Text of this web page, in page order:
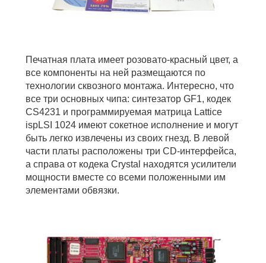
Печатная плата имеет розовато-красный цвет, а
все компоненты на ней размещаются по
технологии сквозного монтажа. Интересно, что
все три основных чипа: синтезатор GF1, кодек
CS4231 и программируемая матрица Lattice
ispLSI 1024 имеют сокетное исполнение и могут
быть легко извлечены из своих гнезд. В левой
части платы расположены три CD-интерфейса,
а справа от кодека Crystal находятся усилители
мощности вместе со всеми положенными им
элементами обвязки.